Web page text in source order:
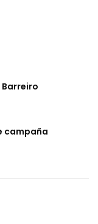
Barreiro
campaña